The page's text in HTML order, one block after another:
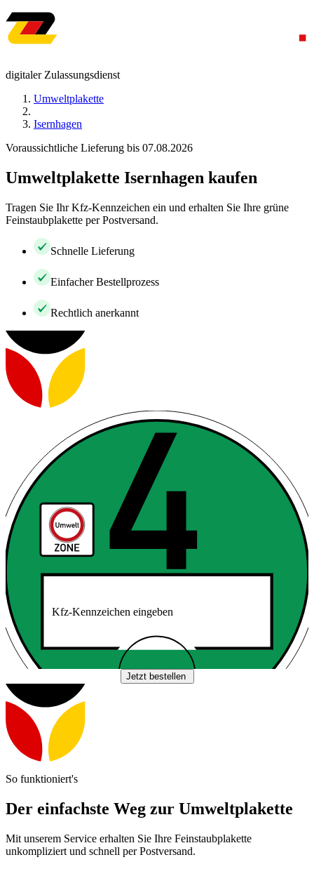
digitaler Zulassungsdienst
Umweltplakette
Isernhagen
Voraussichtliche Lieferung bis 07.08.2026
Umweltplakette Isernhagen kaufen
Tragen Sie Ihr Kfz-Kennzeichen ein und erhalten Sie Ihre grüne
Feinstaubplakette per Postversand.
Schnelle Lieferung
Einfacher Bestellprozess
Rechtlich anerkannt
Kfz-Kennzeichen eingeben
Jetzt bestellen
So funktioniert's
Der einfachste Weg zur Umweltplakette
Mit unserem Service erhalten Sie Ihre Feinstaubplakette
unkompliziert und schnell per Postversand.